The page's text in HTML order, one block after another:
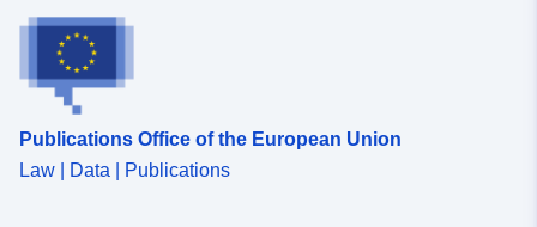
Publications Office of the European Union
Law | Data | Publications